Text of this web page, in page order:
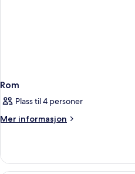
Rom
Plass til 4 personer
Mer informasjon
Mer